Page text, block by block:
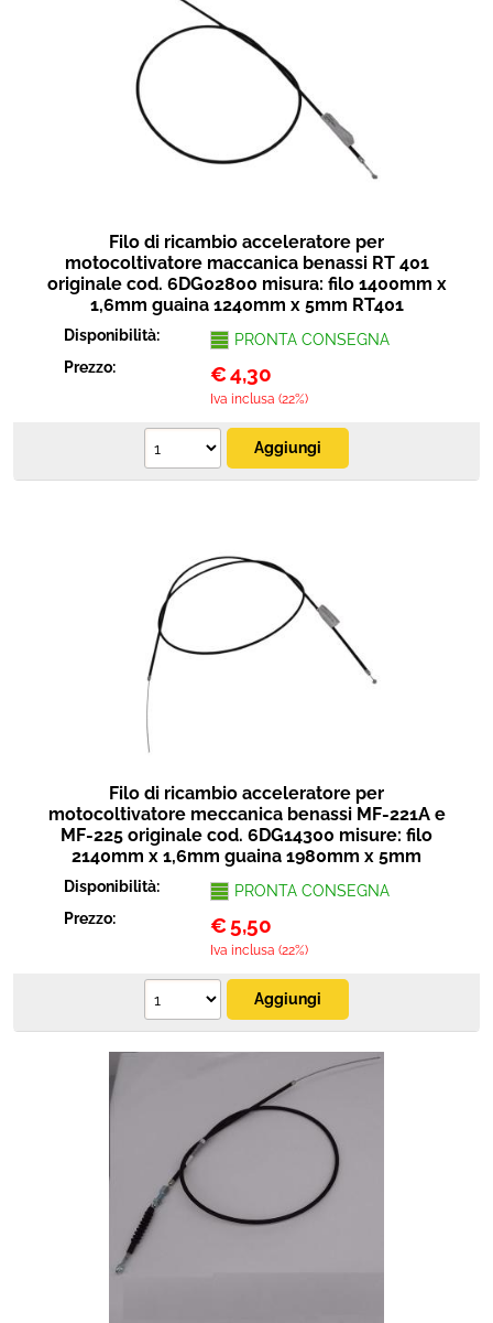
Filo di ricambio acceleratore per
motocoltivatore maccanica benassi RT 401
originale cod. 6DG02800 misura: filo 1400mm x
1,6mm guaina 1240mm x 5mm RT401
Disponibilità:
PRONTA CONSEGNA
Prezzo:
€4,30
Iva inclusa (22%)
Filo di ricambio acceleratore per
motocoltivatore meccanica benassi MF-221A e
MF-225 originale cod. 6DG14300 misure: filo
2140mm x 1,6mm guaina 1980mm x 5mm
Disponibilità:
PRONTA CONSEGNA
Prezzo:
€ 5,50
Iva inclusa (22%)